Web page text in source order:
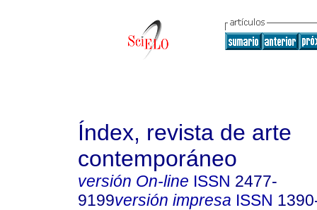
Índex, revista de arte
contemporáneo
versión On-line ISSN 2477-
9199versión impresa ISSN